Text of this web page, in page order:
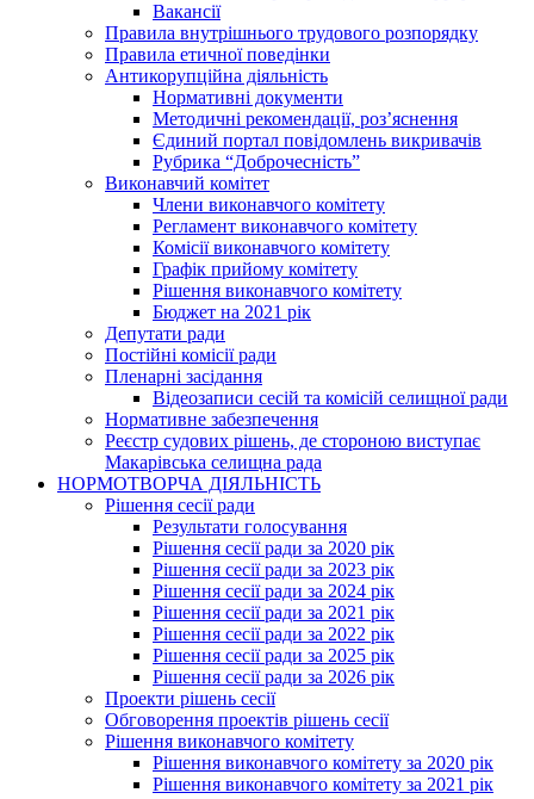
Вакансії
Правила внутрішнього трудового розпорядку
Правила етичної поведінки
Антикорупційна діяльність
Нормативні документи
Методичні рекомендації, роз’яснення
Єдиний портал повідомлень викривачів
Рубрика “Доброчесність”
Виконавчий комітет
Члени виконавчого комітету
Регламент виконавчого комітету
Комісії виконавчого комітету
Графік прийому комітету
Рішення виконавчого комітету
Бюджет на 2021 рік
Депутати ради
Постійні комісії ради
Пленарні засідання
Відеозаписи сесій та комісій селищної ради
Нормативне забезпечення
Реєстр судових рішень, де стороною виступає
Макарівська селищна рада
НОРМОТВОРЧА ДІЯЛЬНІСТЬ
Рішення сесії ради
Результати голосування
Рішення сесії ради за 2020 рік
Рішення сесії ради за 2023 рік
Рішення сесії ради за 2024 рік
Рішення сесії ради за 2021 рік
Рішення сесії ради за 2022 рік
Рішення сесії ради за 2025 рік
Рішення сесії ради за 2026 рік
Проекти рішень сесії
Обговорення проектів рішень сесії
Рішення виконавчого комітету
Рішення виконавчого комітету за 2020 рік
Рішення виконавчого комітету за 2021 рік